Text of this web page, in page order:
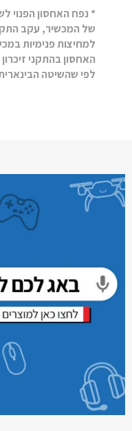
* נפח האחסון הפנוי
של המכשיר, עקב
למחיצות פנימיות
האחסון בהתקני
לפי שהשיטה